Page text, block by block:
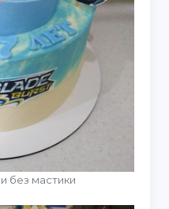
без мастики